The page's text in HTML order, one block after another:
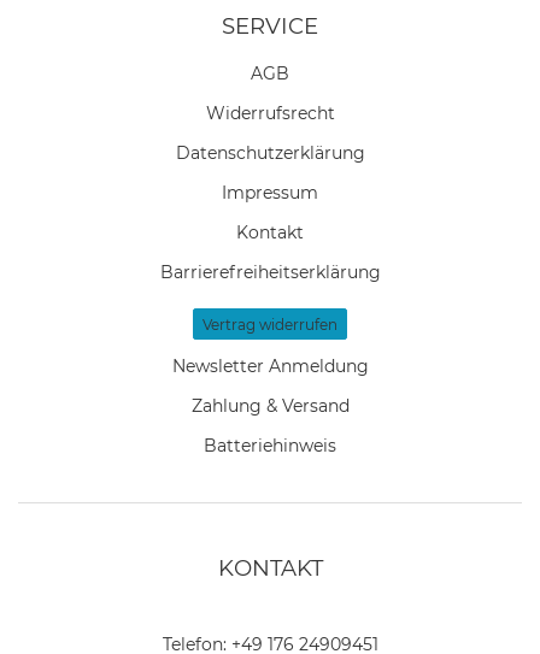
SERVICE
AGB
Widerrufs­recht
Daten­schutz­erklärung
Impressum
Kontakt
Barrierefreiheitserklärung
Vertrag widerrufen
Newsletter Anmeldung
Zahlung & Versand
Batteriehinweis
KONTAKT
Telefon: +49 176 24909451